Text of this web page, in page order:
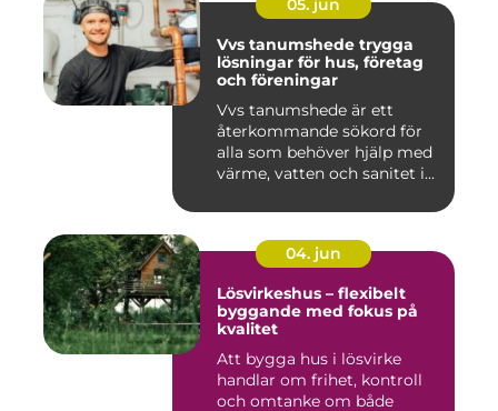
05. jun
Vvs tanumshede trygga
lösningar för hus, företag
och föreningar
Vvs tanumshede är ett
återkommande sökord för
alla som behöver hjälp med
värme, vatten och sanitet i...
04. jun
Lösvirkeshus – flexibelt
byggande med fokus på
kvalitet
Att bygga hus i lösvirke
handlar om frihet, kontroll
och omtanke om både